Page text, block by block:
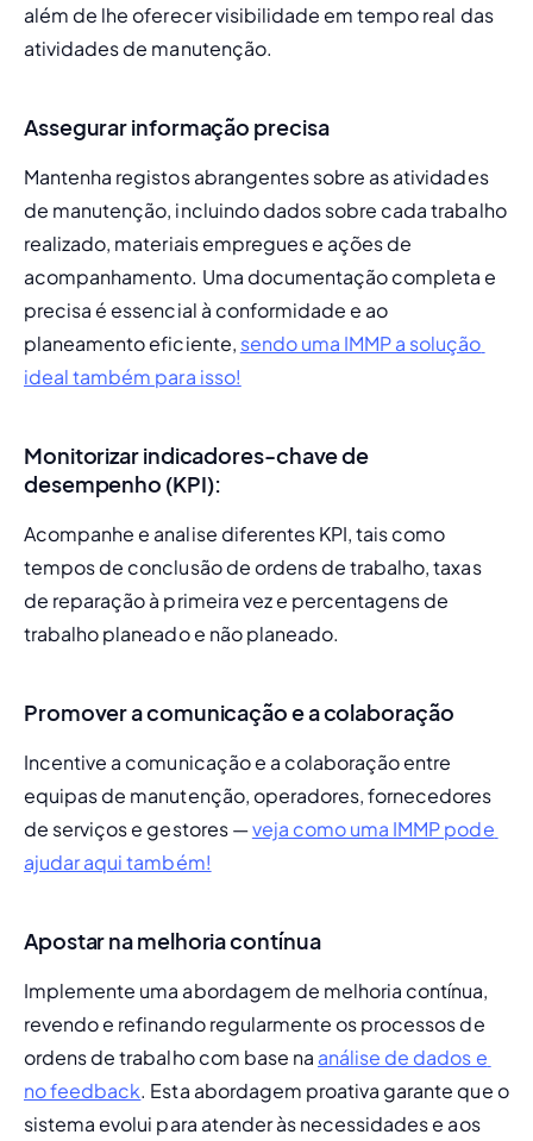
além de lhe oferecer visibilidade em tempo real das
atividades de manutenção.
Assegurar informação precisa
Mantenha registos abrangentes sobre as atividades
de manutenção, incluindo dados sobre cada trabalho
realizado, materiais empregues e ações de
acompanhamento. Uma documentação completa e
precisa é essencial à conformidade e ao
planeamento eficiente, sendo uma IMMP a solução
ideal também para isso!
Monitorizar indicadores-chave de
desempenho (KPI):
Acompanhe e analise diferentes KPI, tais como
tempos de conclusão de ordens de trabalho, taxas
de reparação à primeira vez e percentagens de
trabalho planeado e não planeado.
Promover a comunicação e a colaboração
Incentive a comunicação e a colaboração entre
equipas de manutenção, operadores, fornecedores
de serviços e gestores — veja como uma IMMP pode
ajudar aqui também!
Apostar na melhoria contínua
Implemente uma abordagem de melhoria contínua,
revendo e refinando regularmente os processos de
ordens de trabalho com base na análise de dados e
no feedback. Esta abordagem proativa garante que o
sistema evolui para atender às necessidades e aos